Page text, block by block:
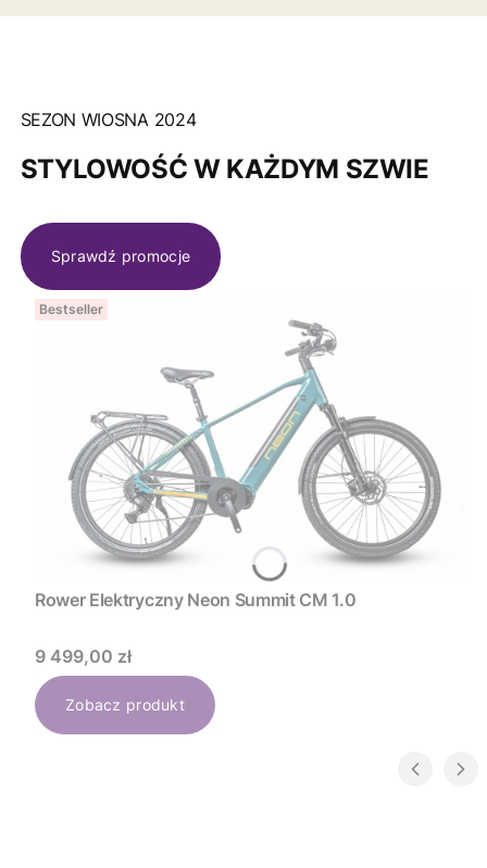
SEZON WIOSNA 2024
STYLOWOŚĆ W KAŻDYM SZWIE
Sprawdź promocje
Bestseller
Rower Elektryczny Neon Summit CM 1.0
Cena
9 499,00 zł
Zobacz produkt